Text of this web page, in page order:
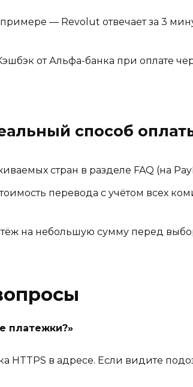
— Revolut отвечает за 3
от Альфа-банка при оплате
способ
стран в разделе FAQ (на
перевода с учётом всех
на небольшую сумму перед
платежки?»
в адресе. Если видите